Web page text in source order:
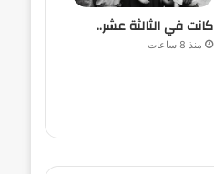
كانت في الثالثة عشر..
منذ 8 ساعات